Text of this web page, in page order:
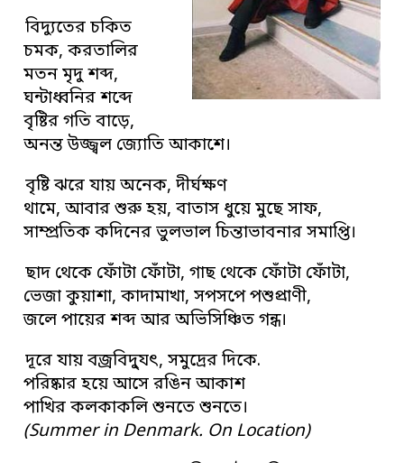
বিদ্যুতের চকিত
চমক, করতালির
মতন মৃদু শব্দ,
ঘন্টাধ্বনির শব্দে
বৃষ্টির গতি বাড়ে,
অনন্ত উজ্জ্বল জ্যোতি আকাশে।
বৃষ্টি ঝরে যায় অনেক, দীর্ঘক্ষণ
থামে, আবার শুরু হয়, বাতাস ধুয়ে মুছে সাফ,
সাম্প্রতিক কদিনের ভুলভাল চিন্তাভাবনার সমাপ্তি।
ছাদ থেকে ফোঁটা ফোঁটা, গাছ থেকে ফোঁটা ফোঁটা,
ভেজা কুয়াশা, কাদামাখা, সপসপে পশুপ্রাণী,
জলে পায়ের শব্দ আর অভিসিঞ্চিত গন্ধ।
দূরে যায় বজ্রবিদু্যৎ, সমুদ্রের দিকে.
পরিষ্কার হয়ে আসে রঙিন আকাশ
পাখির কলকাকলি শুনতে শুনতে।
(Summer in Denmark. On Location)